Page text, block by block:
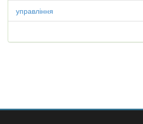
управління